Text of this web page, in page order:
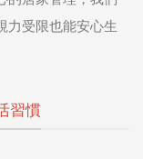
力受限也能安心生
習慣